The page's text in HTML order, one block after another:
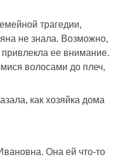
трагедии,
не знала. Возможно,
ее внимание.
волосами до плеч,
как хозяйка дома
Она ей что-то